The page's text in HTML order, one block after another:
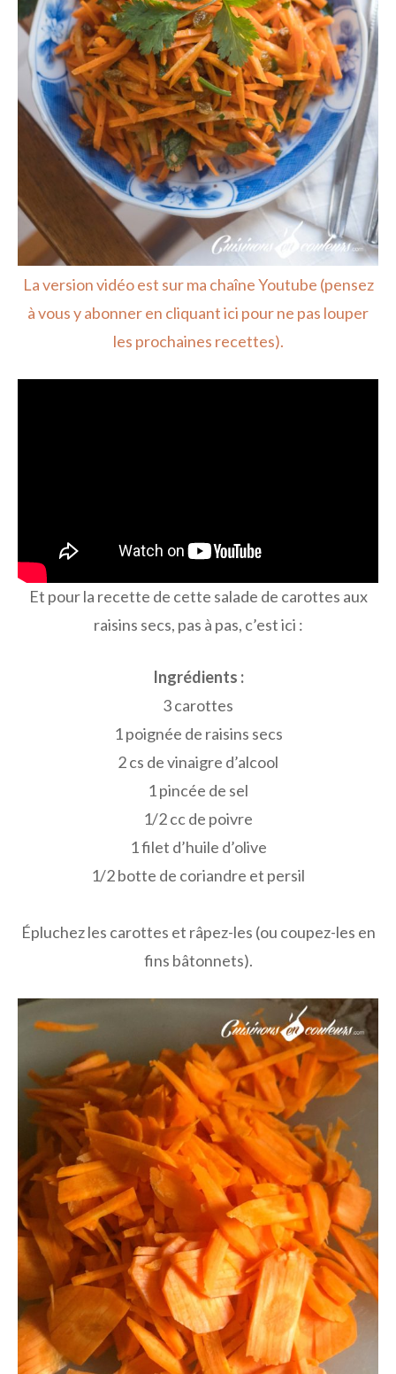
La version vidéo est sur ma chaîne Youtube (pensez
à vous y abonner en cliquant ici pour ne pas louper
les prochaines recettes).
Et pour la recette de cette salade de carottes aux
raisins secs, pas à pas, c’est ici :
Ingrédients :
3 carottes
1 poignée de raisins secs
2 cs de vinaigre d’alcool
1 pincée de sel
1/2 cc de poivre
1 filet d’huile d’olive
1/2 botte de coriandre et persil
Épluchez les carottes et râpez-les (ou coupez-les en
fins bâtonnets).